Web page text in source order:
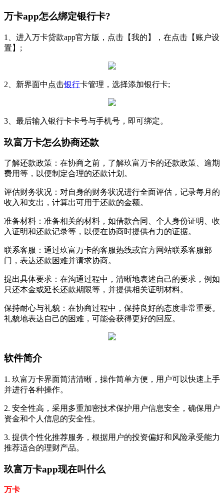
万卡app怎么绑定银行卡?
1、进入万卡贷款app官方版，点击【我的】，在点击【账户设
置】;
2、新界面中点击银行卡管理，选择添加银行卡;
3、最后输入银行卡卡号与手机号，即可绑定。
玖富万卡怎么协商还款
‌了解还款政策‌：在协商之前，了解玖富万卡的还款政策、逾期
费用等，以便制定合理的还款计划。
‌评估财务状况‌：对自身的财务状况进行全面评估，记录每月的
收入和支出，计算出可用于还款的金额。
‌准备材料‌：准备相关的材料，如借款合同、个人身份证明、收
入证明和还款记录等，以便在协商时提供有力的证据。
‌联系客服‌：通过玖富万卡的客服热线或官方网站联系客服部
门，表达还款困难并请求协商。
‌提出具体要求‌：在沟通过程中，清晰地表述自己的要求，例如
只还本金或延长还款期限等，并提供相关证明材料。
‌保持耐心与礼貌‌：在协商过程中，保持良好的态度非常重要。
礼貌地表达自己的困难，可能会获得更好的回应。
软件简介
1. 玖富万卡界面简洁清晰，操作简单方便，用户可以快速上手
并进行各种操作。
2. 安全性高，采用多重加密技术保护用户信息安全，确保用户
资金和个人信息的安全性。
3. 提供个性化推荐服务，根据用户的投资偏好和风险承受能力
推荐适合的理财产品。
玖富万卡app现在叫什么
万卡